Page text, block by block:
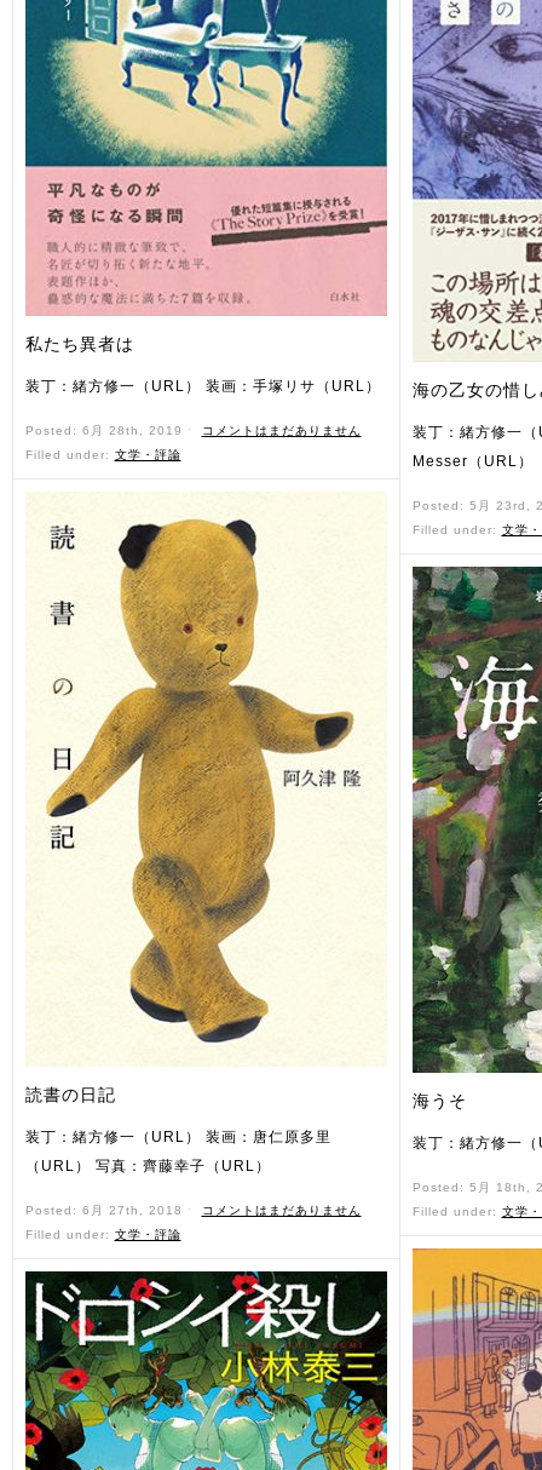
私たち異者は
装丁：緒方修一（URL） 装画：手塚リサ（URL）
Posted: 6月 28th, 2019 ˑ
コメントはまだありません
Filled under: 文学・評論
読書の日記
装丁：緒方修一（URL） 装画：唐仁原多里
（URL） 写真：齊藤幸子（URL）
Posted: 6月 27th, 2018 ˑ
コメントはまだありません
Filled under: 文学・評論
海の乙女の惜
装丁：緒方修一
Messer（URL）
Posted: 5月 23rd,
Filled under: 文学
海うそ
装丁：緒方修一
Posted: 5月 18th,
Filled under: 文学